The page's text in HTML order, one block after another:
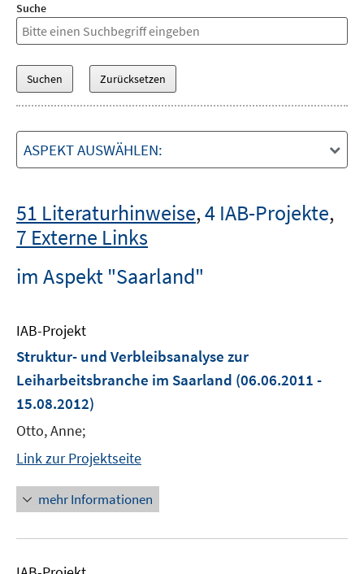
Suche
ASPEKT AUSWÄHLEN:
51 Literaturhinweise,4 IAB-Projekte,
7 Externe Links
im Aspekt "Saarland"
IAB-Projekt
Struktur- und Verbleibsanalyse zur
Leiharbeitsbranche im Saarland (06.06.2011 -
15.08.2012)
Otto, Anne;
Link zur Projektseite
mehr Informationen